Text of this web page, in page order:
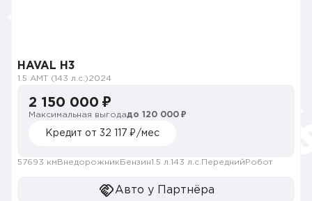
HAVAL H3
1.5 AMT (143 л.с.)2024
2 150 000 ₽
Максимальная выгодадо 120 000 ₽
Кредит от 32 117 ₽/мес
57693 км Внедорожник Бензин1.5 л. 143 л.с. Передний Робот
Авто у Партнёра